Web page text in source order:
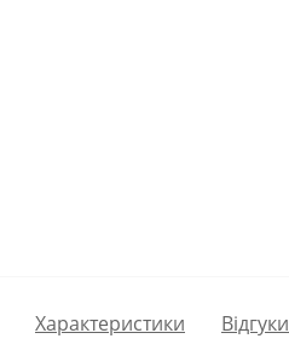
Характеристики